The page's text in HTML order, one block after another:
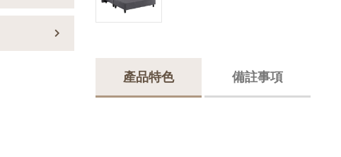
產品特色 備註事項